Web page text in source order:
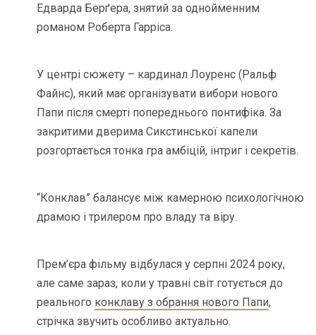
Едварда Берґера, знятий за однойменним
романом Роберта Гарріса.
У центрі сюжету – кардинал Лоуренс (Ральф
Файнс), який має організувати вибори нового
Папи після смерті попереднього понтифіка. За
закритими дверима Сикстинської капели
розгортається тонка гра амбіцій, інтриг і секретів.
“Конклав” балансує між камерною психологічною
драмою і трилером про владу та віру.
Прем’єра фільму відбулася у серпні 2024 року,
але саме зараз, коли у травні світ готується до
реального конклаву з обрання нового Папи,
стрічка звучить особливо актуально.